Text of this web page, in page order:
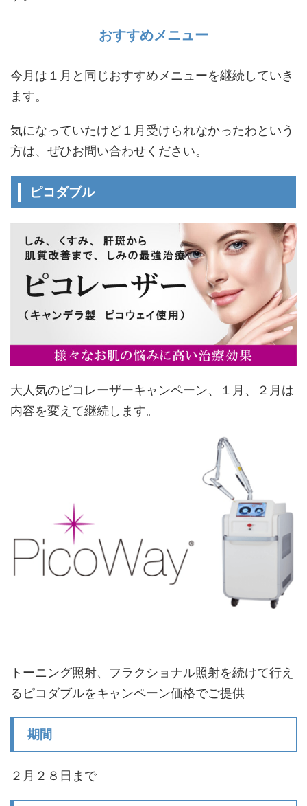
おすすめメニュー
今月は１月と同じおすすめメニューを継続していき
ます。
気になっていたけど１月受けられなかったわという
方は、ぜひお問い合わせください。
ピコダブル
大人気のピコレーザーキャンペーン、１月、２月は
内容を変えて継続します。
トーニング照射、フラクショナル照射を続けて行え
るピコダブルをキャンペーン価格でご提供
期間
２月２８日まで